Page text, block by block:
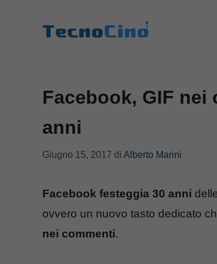
Facebook, GIF nei
anni
Giugno 15, 2017 di Alberto Marini
Facebook festeggia 30 anni
ovvero un nuovo tasto dedicato
nei commenti.